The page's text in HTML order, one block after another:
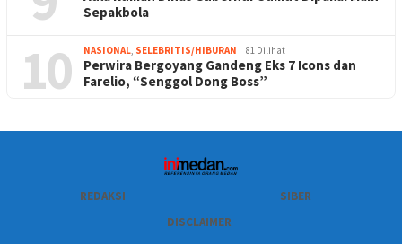
Sepakbola
10 NASIONAL, SELEBRITIS/HIBURAN 81 Dilihat
Perwira Bergoyang Gandeng Eks 7 Icons dan
Farelio, “Senggol Dong Boss”
REDAKSI
SIBER
DISCLAIMER